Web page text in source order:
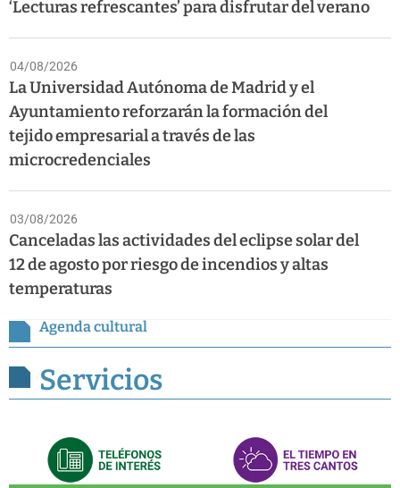
‘Lecturas refrescantes’ para disfrutar del verano
04/08/2026
La Universidad Autónoma de Madrid y el
Ayuntamiento reforzarán la formación del
tejido empresarial a través de las
microcredenciales
03/08/2026
Canceladas las actividades del eclipse solar del
12 de agosto por riesgo de incendios y altas
temperaturas
Agenda cultural
Servicios